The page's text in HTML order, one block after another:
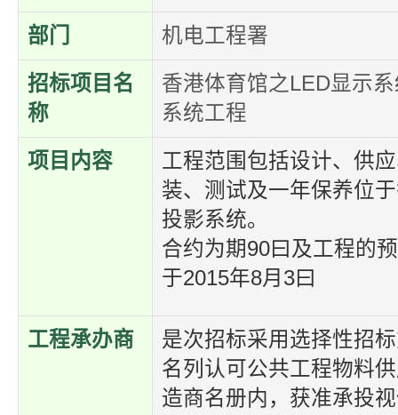
部门 机电工程署
招标项目名
称
香港体育馆之LED显示
系统工程
项目内容
工程范围包括设计、供
装、测试及一年保养位
投影系统。
合约为期90曰及工程的
于2015年8月3曰
工程承办商
是次招标采用选择性招
名列认可公共工程物料
造商名册内，获准承投